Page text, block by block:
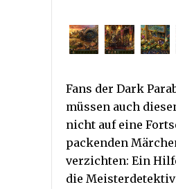
Fans der Dark
müssen auch
nicht auf eine
packenden
verzichten: Ein
die